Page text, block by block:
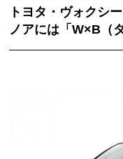
トヨタ・ヴォクシ
ノアには「W×B（